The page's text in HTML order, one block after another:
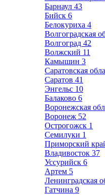
Барнаул 43
Бийск 6
Белокуриха 4
Волгоградская
Волгоград 42
Волжский 11
Камышин 3
Саратовская
Саратов 41
Энгельс 10
Балаково 6
Воронежская
Воронеж 52
Острогожск 1
Семилуки 1
Приморский
Владивосток 37
Уссурийск 6
Артем 5
Ленинградская
Гатчина 9